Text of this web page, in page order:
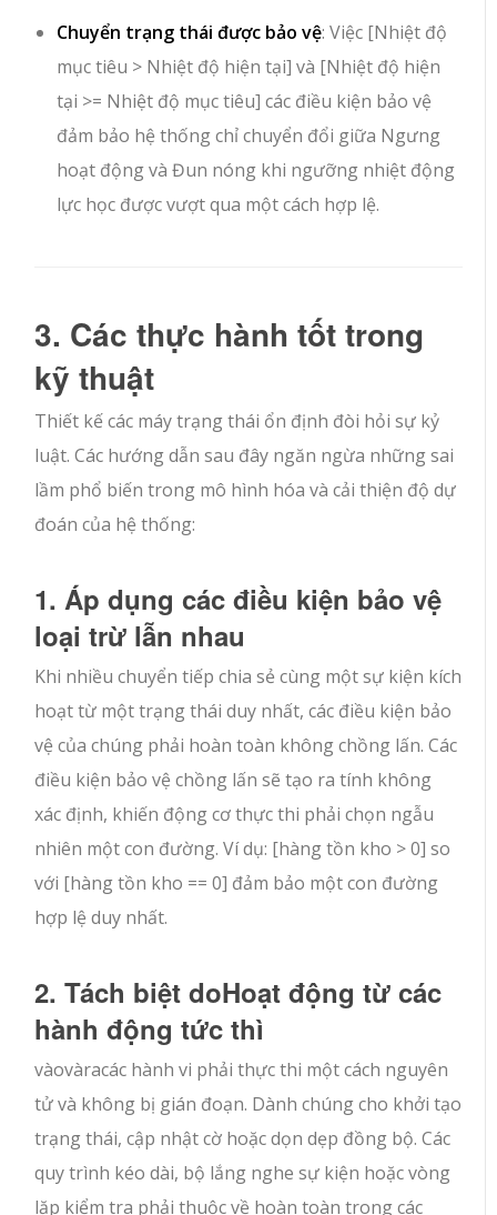
Chuyển trạng thái được bảo vệ: Việc [Nhiệt độ
mục tiêu > Nhiệt độ hiện tại] và [Nhiệt độ hiện
tại >= Nhiệt độ mục tiêu] các điều kiện bảo vệ
đảm bảo hệ thống chỉ chuyển đổi giữa Ngưng
hoạt độngvàĐun nóng khi ngưỡng nhiệt động
lực học được vượt qua một cách hợp lệ.
3. Các thực hành tốt trong
kỹ thuật
Thiết kế các máy trạng thái ổn định đòi hỏi sự kỷ
luật. Các hướng dẫn sau đây ngăn ngừa những sai
lầm phổ biến trong mô hình hóa và cải thiện độ dự
đoán của hệ thống:
1. Áp dụng các điều kiện bảo vệ
loại trừ lẫn nhau
Khi nhiều chuyển tiếp chia sẻ cùng một sự kiện kích
hoạt từ một trạng thái duy nhất, các điều kiện bảo
vệ của chúng phải hoàn toàn không chồng lấn. Các
điều kiện bảo vệ chồng lấn sẽ tạo ra tính không
xác định, khiến động cơ thực thi phải chọn ngẫu
nhiên một con đường. Ví dụ: [hàng tồn kho > 0] so
với [hàng tồn kho == 0] đảm bảo một con đường
hợp lệ duy nhất.
2. Tách biệtdoHoạt động từ các
hành động tức thì
vàovàracác hành vi phải thực thi một cách nguyên
tử và không bị gián đoạn. Dành chúng cho khởi tạo
trạng thái, cập nhật cờ hoặc dọn dẹp đồng bộ. Các
quy trình kéo dài, bộ lắng nghe sự kiện hoặc vòng
lặp kiểm tra phải thuộc về hoàn toàn trong các